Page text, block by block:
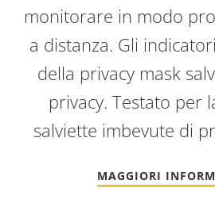
monitorare in modo
a distanza. Gli
della privacy mask
privacy. Testato per
salviette imbevute di
MAGGIORI